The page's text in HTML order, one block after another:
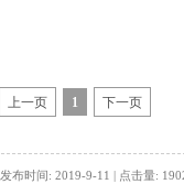
上一页 1 下一页
发布时间: 2019-9-11 | 点击量: